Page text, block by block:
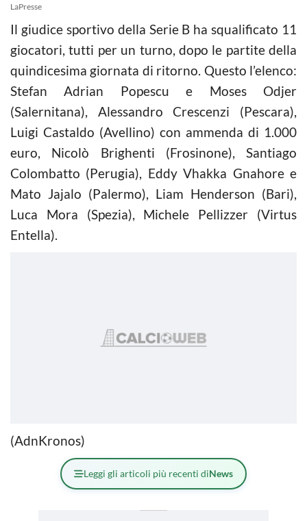
LaPresse
Il giudice sportivo della Serie B ha squalificato 11
giocatori, tutti per un turno, dopo le partite della
quindicesima giornata di ritorno. Questo l’elenco:
Stefan Adrian Popescu e Moses Odjer
(Salernitana), Alessandro Crescenzi (Pescara),
Luigi Castaldo (Avellino) con ammenda di 1.000
euro, Nicolò Brighenti (Frosinone), Santiago
Colombatto (Perugia), Eddy Vhakka Gnahore e
Mato Jajalo (Palermo), Liam Henderson (Bari),
Luca Mora (Spezia), Michele Pellizzer (Virtus
Entella).
(AdnKronos)
Leggi gli articoli più recenti diNews